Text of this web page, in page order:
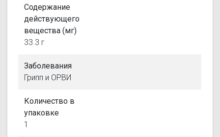
Содержание
действующего
вещества (мг)
33.3 г
Заболевания
Грипп и ОРВИ
Количество в
упаковке
1